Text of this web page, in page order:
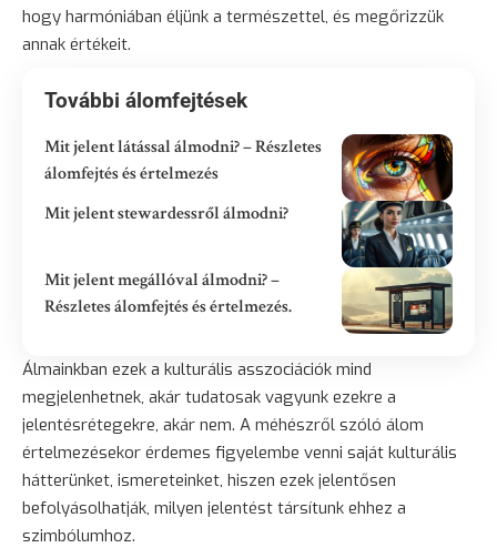
hogy harmóniában éljünk a természettel, és megőrizzük
annak értékeit.
További álomfejtések
Mit jelent látással álmodni? – Részletes
álomfejtés és értelmezés
Mit jelent stewardessről álmodni?
Mit jelent megállóval álmodni? –
Részletes álomfejtés és értelmezés.
Álmainkban ezek a kulturális asszociációk mind
megjelenhetnek, akár tudatosak vagyunk ezekre a
jelentésrétegekre, akár nem. A méhészről szóló álom
értelmezésekor érdemes figyelembe venni saját kulturális
hátterünket, ismereteinket, hiszen ezek jelentősen
befolyásolhatják, milyen jelentést társítunk ehhez a
szimbólumhoz.